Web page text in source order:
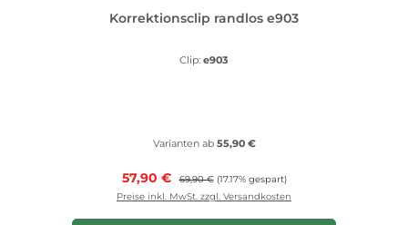
Korrektionsclip randlos e903
Clip: e903
Varianten ab55,90 €
Verkaufspreis:
57,90 € Regulärer Preis:
69,90 € (17.17% gespart)
Preise inkl. MwSt. zzgl. Versandkosten